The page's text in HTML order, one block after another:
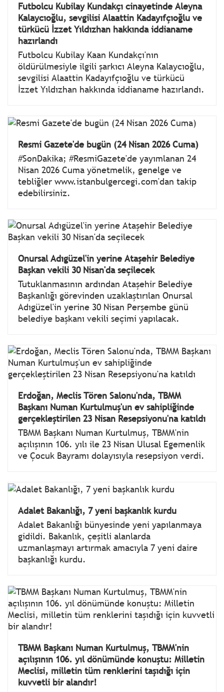
Futbolcu Kubilay Kundakçı cinayetinde Aleyna
Kalaycıoğlu, sevgilisi Alaattin Kadayıfçıoğlu ve
türkücü İzzet Yıldızhan hakkında iddianame
hazırlandı
Futbolcu Kubilay Kaan Kundakçı'nın
öldürülmesiyle ilgili şarkıcı Aleyna Kalaycıoğlu,
sevgilisi Alaattin Kadayıfçıoğlu ve türkücü
İzzet Yıldızhan hakkında iddianame hazırlandı.
Resmi Gazete'de bugün (24 Nisan 2026 Cuma)
#SonDakika; #ResmiGazete'de yayımlanan 24
Nisan 2026 Cuma yönetmelik, genelge ve
tebliğler www.istanbulgercegi.com'dan takip
edebilirsiniz.
Onursal Adıgüzel'in yerine Ataşehir Belediye
Başkan vekili 30 Nisan'da seçilecek
Tutuklanmasının ardından Ataşehir Belediye
Başkanlığı görevinden uzaklaştırılan Onursal
Adıgüzel'in yerine 30 Nisan Perşembe günü
belediye başkanı vekili seçimi yapılacak.
Erdoğan, Meclis Tören Salonu'nda, TBMM
Başkanı Numan Kurtulmuş'un ev sahipliğinde
gerçekleştirilen 23 Nisan Resepsiyonu'na katıldı
TBMM Başkanı Numan Kurtulmuş, TBMM'nin
açılışının 106. yılı ile 23 Nisan Ulusal Egemenlik
ve Çocuk Bayramı dolayısıyla resepsiyon verdi.
Adalet Bakanlığı, 7 yeni başkanlık kurdu
Adalet Bakanlığı bünyesinde yeni yapılanmaya
gidildi. Bakanlık, çeşitli alanlarda
uzmanlaşmayı artırmak amacıyla 7 yeni daire
başkanlığı kurdu.
TBMM Başkanı Numan Kurtulmuş, TBMM'nin
açılışının 106. yıl dönümünde konuştu: Milletin
Meclisi, milletin tüm renklerini taşıdığı için
kuvvetli bir alandır!